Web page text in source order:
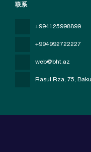
联系
+994125998899
+994992722227
web@bht.az
Rasul Rza, 75,